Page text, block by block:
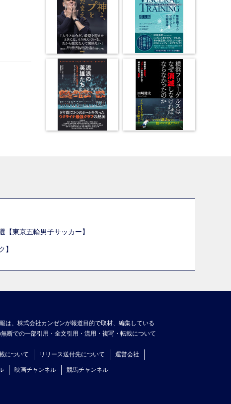
東京五輪男子サッカー】
】
は、株式会社カンゼンが報道目的で取材、編集している
断での一部引用・全文引用・流用・複写・転載について
について リリース送付先について 運営会社
映画チャンネル 競馬チャンネル